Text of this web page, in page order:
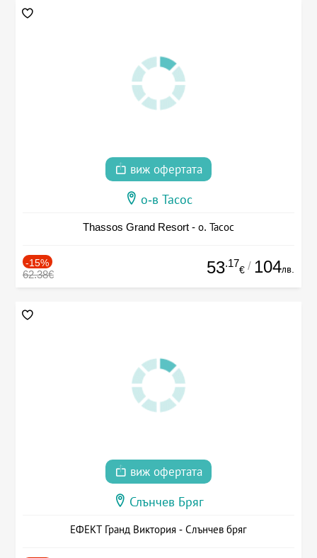
виж офертата
о-в Тасос
Thassos Grand Resort - о. Тасос
-15%
62.38€ 53.17
€ / 104лв.
виж офертата
Слънчев Бряг
ЕФЕКТ Гранд Виктория - Слънчев бряг